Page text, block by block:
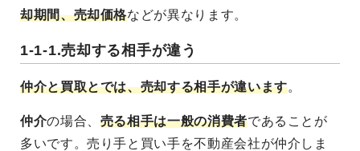
却期間、売却価格などが異なります。
1-1-1.売却する相手が違う
仲介と買取とでは、売却する相手が違います。
仲介の場合、 売る相手は一般の消費者であることが
多いです。売り手と買い手を不動産会社が仲介しま